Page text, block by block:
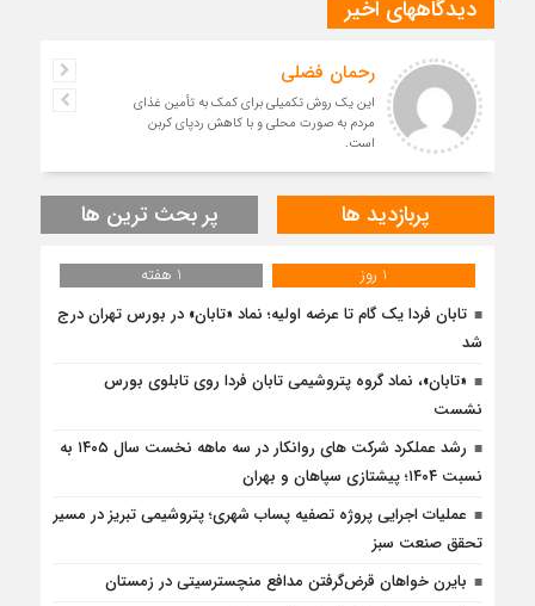
دیدگاههای اخیر
رحمان فضلی
این یک روش تکمیلی برای کمک به تأمین غذای
مردم به صورت محلی و با کاهش ردپای کربن
است.
پربازدید ها پر بحث ترین ها
1 روز
1 هفته
تابان فردا یک گام تا عرضه اولیه؛ نماد «تابان» در بورس تهران درج
شد
«تابان»، نماد گروه پتروشیمی تابان فردا روی تابلوی بورس
نشست
رشد عملکرد شرکت های روانکار در سه ماهه نخست سال ۱۴۰۵ به
نسبت ۱۴۰۴؛ پیشتازی سپاهان و بهران
عملیات اجرایی پروژه تصفیه پساب شهری؛ پتروشیمی تبریز در مسیر
تحقق صنعت سبز
بایرن خواهان قرض‌گرفتن مدافع منچسترسیتی در زمستان